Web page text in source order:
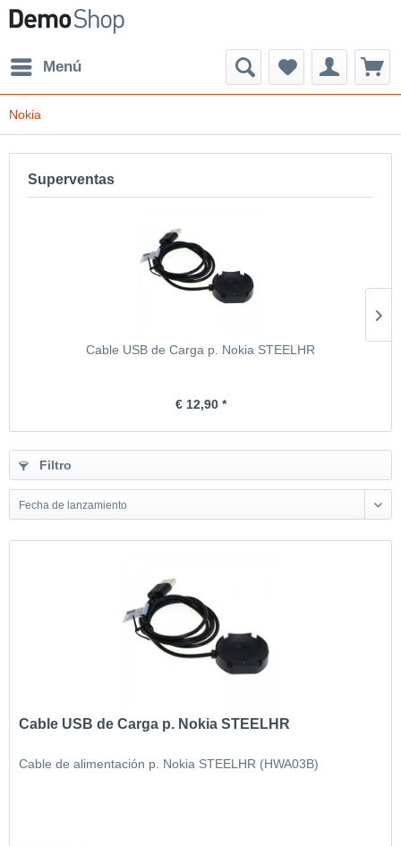
Menú
Nokia
Superventas
Cable USB de Carga p. Nokia STEELHR
€ 12,90 *
Filtro
Fecha de lanzamiento
Cable USB de Carga p. Nokia STEELHR
Cable de alimentación p. Nokia STEELHR (HWA03B)